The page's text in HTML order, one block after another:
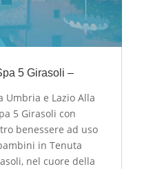
5 Girasoli –
Umbria e Lazio Alla
5 Girasoli con
benessere ad uso
in Tenuta
nel cuore della